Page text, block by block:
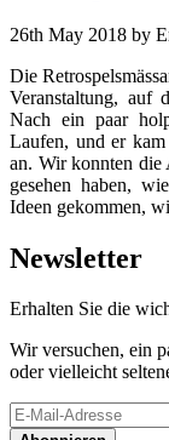
26th May 2018 by
Die
Veranstaltung, auf
Nach ein paar
Laufen, und er
an. Wir konnten die
gesehen haben,
Ideen gekommen,
Newsletter
Erhalten Sie die
Wir versuchen, ein
oder vielleicht